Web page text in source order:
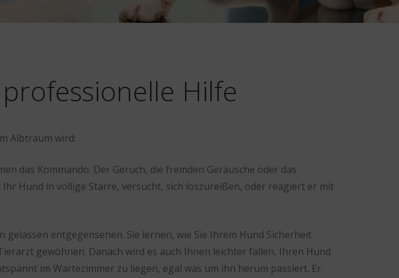
Hilfe
Albtraum wird:
das Kommando. Der Geruch, die fremden Geräusche oder das
Hund in völlige Starre, versucht, sich loszureißen, oder reagiert er mit
entgegensehen. Sie lernen, wie Sie Ihrem Hund Sicherheit
gewöhnen. Danach wird es auch Ihnen leichter fallen, Ihren Hund
im Wartezimmer zu liegen, egal was um ihn herum passiert. Er